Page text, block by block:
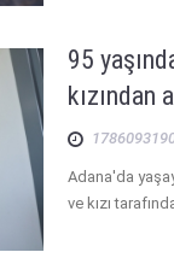
95
kızından
Adana'da
ve kızı